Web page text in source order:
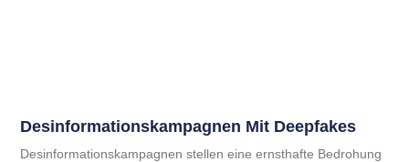
Desinformationskampagnen Mit Deepfakes
Desinformationskampagnen stellen eine ernsthafte Bedrohung